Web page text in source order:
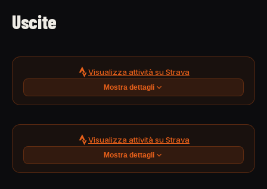
Uscite
Visualizza attività su Strava
Mostra dettagli
Visualizza attività su Strava
Mostra dettagli